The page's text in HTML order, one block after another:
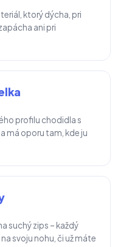
ktorý dýcha, pri
ani pri
profilu chodidla s
má oporu tam, kde ju
suchý zips – každý
svoju nohu, či už máte